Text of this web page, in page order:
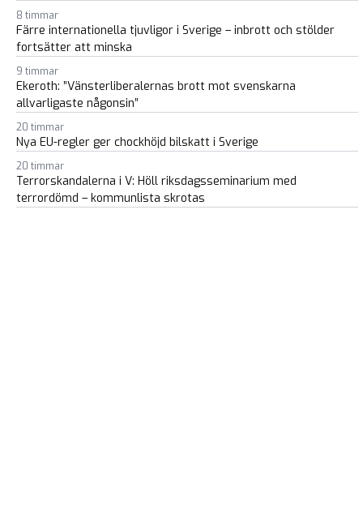
8 timmar
Färre internationella tjuvligor i Sverige – inbrott och stölder
fortsätter att minska
9 timmar
Ekeroth: ”Vänsterliberalernas brott mot svenskarna
allvarligaste någonsin”
20 timmar
Nya EU-regler ger chockhöjd bilskatt i Sverige
20 timmar
Terrorskandalerna i V: Höll riksdagsseminarium med
terrordömd – kommunlista skrotas